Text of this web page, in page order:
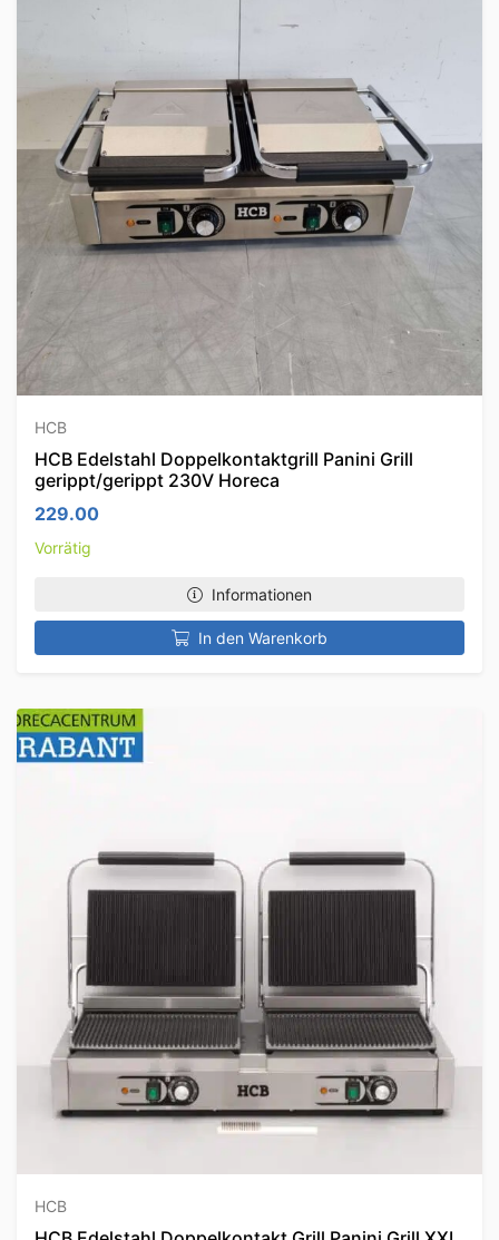
HCB
HCB Edelstahl Doppelkontaktgrill Panini Grill
gerippt/gerippt 230V Horeca
229.00
Vorrätig
Informationen
In den Warenkorb
HCB